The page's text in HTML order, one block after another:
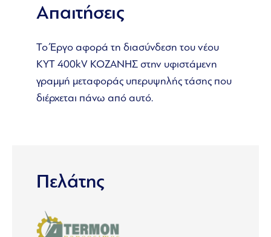
Απαιτήσεις
Το Έργο αφορά τη διασύνδεση του νέου
ΚΥΤ 400kV ΚΟΖΑΝΗΣ στην υφιστάμενη
γραμμή μεταφοράς υπερυψηλής τάσης που
διέρχεται πάνω από αυτό.
Πελάτης